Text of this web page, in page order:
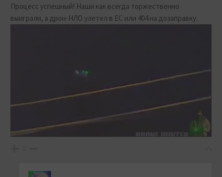
Процесс успешный! Наши как всегда торжественно
выиграли, а дрон-НЛО улетел в ЕС или 404 на дозаправку.